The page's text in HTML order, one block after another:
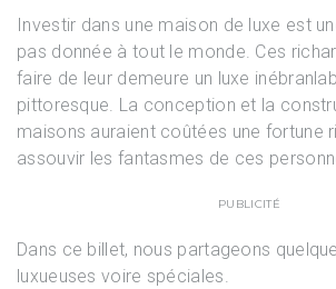
Investir dans une maison de luxe est
pas donnée à tout le monde. Ces
faire de leur demeure un luxe
pittoresque. La conception et la
maisons auraient coûtées une fortune
assouvir les fantasmes de ces
PUBLICITÉ
Dans ce billet, nous partageons
luxueuses voire spéciales.